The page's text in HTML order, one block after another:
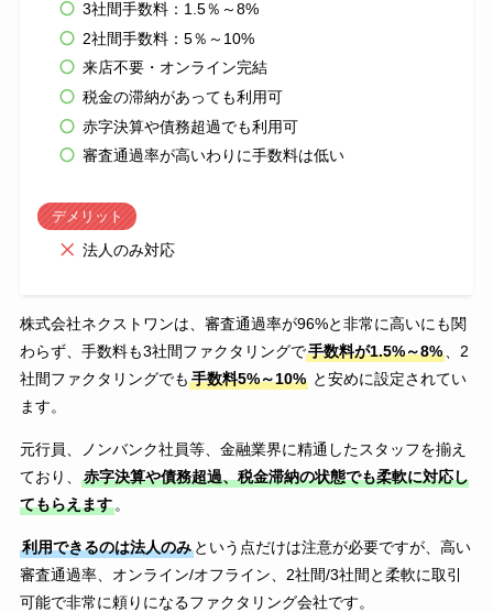
3社間手数料：1.5％～8%
2社間手数料：5％～10%
来店不要・オンライン完結
税金の滞納があっても利用可
赤字決算や債務超過でも利用可
審査通過率が高いわりに手数料は低い
デメリット
法人のみ対応
株式会社ネクストワンは、審査通過率が96%と非常に高いにも関
わらず、手数料も3社間ファクタリングで手数料が1.5%～8%、2
社間ファクタリングでも 手数料5%～10%と安めに設定されてい
ます。
元行員、ノンバンク社員等、金融業界に精通したスタッフを揃え
ており、
赤字決算や債務超過、税金滞納の状態でも柔軟に対応し
てもらえます。
利用できるのは法人のみという点だけは注意が必要ですが、高い
審査通過率、オンライン/オフライン、2社間/3社間と柔軟に取引
可能で非常に頼りになるファクタリング会社です。